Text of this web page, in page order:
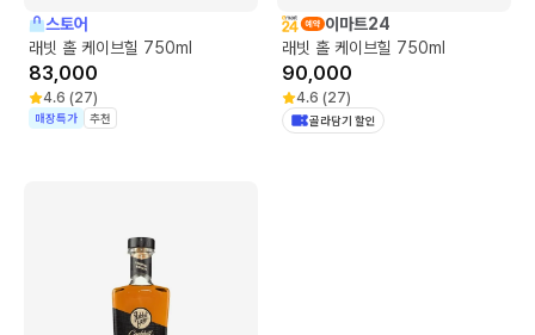
스토어
래빗 홀 케이브힐 750ml
83,000
4.6 (27)
매장특가 추천
이마트24
래빗 홀 케이브힐 750ml
90,000
4.6 (27)
골라담기 할인